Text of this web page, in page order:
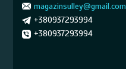
magazinsulley@gmail.com
+380937293994
+380937293994